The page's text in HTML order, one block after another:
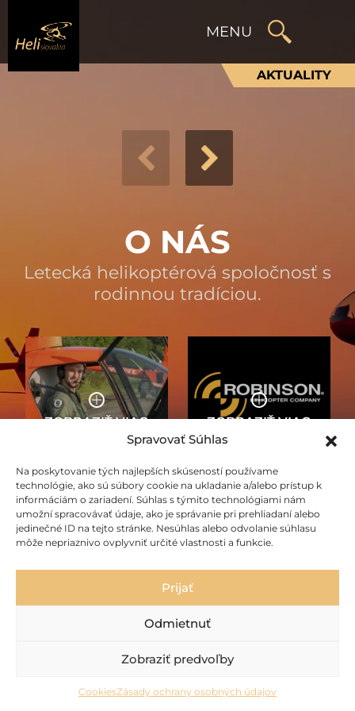
Spravovať Súhlas
Na poskytovanie tých najlepších skúseností používame
technológie, ako sú súbory cookie na ukladanie a/alebo prístup k
informáciám o zariadení. Súhlas s týmito technológiami nám
umožní spracovávať údaje, ako je správanie pri prehliadaní alebo
jedinečné ID na tejto stránke. Nesúhlas alebo odvolanie súhlasu
môže nepriaznivo ovplyvniť určité vlastnosti a funkcie.
Prijať
Odmietnuť
Zobraziť predvoľby
CookiesZásady ochrany osobných údajov
AKTUALITY
O NÁS
Letecká helikoptérová spoločnosť s
rodinnou tradíciou.
O NÁS
VRTUĽNÍKY
ROBINSON
AKTUALITY